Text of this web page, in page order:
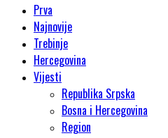
Prva
Najnovije
Trebinje
Hercegovina
Vijesti
Republika Srpska
Bosna i Hercegovina
Region